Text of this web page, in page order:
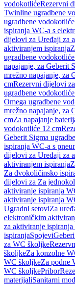
vodokotlićeRezervni
Twinline ugradbene
ugradbene vodokotliće
ispiranja WC-a s
dijelovi za Uređaji za
aktiviranjem ispiranja
ugradbene
napajanje, za Geberit
mrežno napajanje, za
cmRezervni dijelovi
ugradbene
Omega ugradbene
mrežno napajanje, za
cmZa napajanje
vodokotliće 12 cm
Geberit Sigma
ispiranja WC-a s
dijelovi za Uređaji za
aktiviranjem ispiranja
Za dvokoličinsko
dijelovi za Za
aktiviranje ispiranja
aktiviranje ispiranja
Ugradni setoviZa
elektroničkim
za aktiviranje
ispiranjaSpojevi
za WC školjke
školjkeZa konzolne
WC školjkeZa podne
WC školjkePribor
materijaliSanitarni